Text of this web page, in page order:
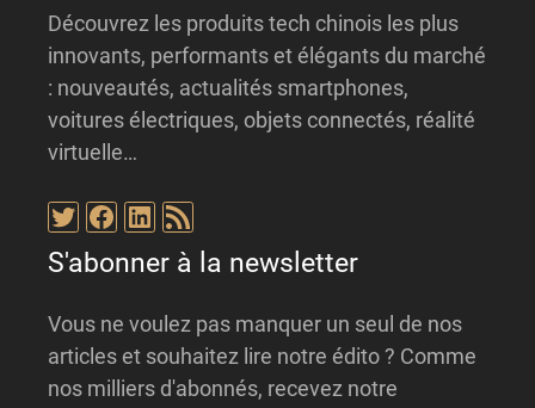
Découvrez les produits tech chinois les plus
innovants, performants et élégants du marché
: nouveautés, actualités smartphones,
voitures électriques, objets connectés, réalité
virtuelle…
Twitter
Facebook
LinkedIn
Flux RSS
S'abonner à la newsletter
Vous ne voulez pas manquer un seul de nos
articles et souhaitez lire notre édito ? Comme
nos milliers d'abonnés, recevez notre